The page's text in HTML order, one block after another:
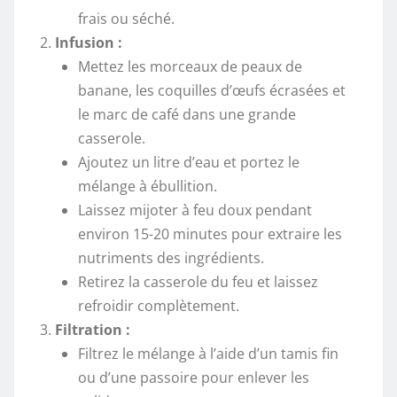
frais ou séché.
Infusion :
Mettez les morceaux de peaux de
banane, les coquilles d’œufs écrasées et
le marc de café dans une grande
casserole.
Ajoutez un litre d’eau et portez le
mélange à ébullition.
Laissez mijoter à feu doux pendant
environ 15-20 minutes pour extraire les
nutriments des ingrédients.
Retirez la casserole du feu et laissez
refroidir complètement.
Filtration :
Filtrez le mélange à l’aide d’un tamis fin
ou d’une passoire pour enlever les